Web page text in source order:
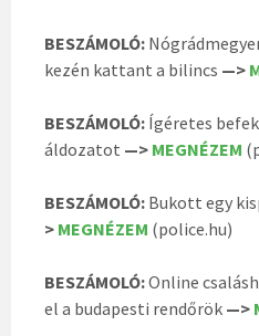
BESZÁMOLÓ:
kezén kattant a bilincs —>
BESZÁMOLÓ: Ígéretes
áldozatot —> MEGNÉZEM
BESZÁMOLÓ: Bukott egy
> MEGNÉZEM (police.hu)
BESZÁMOLÓ:Online
el a budapesti rendőrök —>